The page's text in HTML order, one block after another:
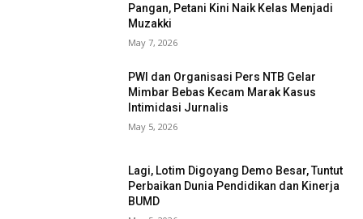
Pangan, Petani Kini Naik Kelas Menjadi
Muzakki
May 7, 2026
PWI dan Organisasi Pers NTB Gelar
Mimbar Bebas Kecam Marak Kasus
Intimidasi Jurnalis
May 5, 2026
Lagi, Lotim Digoyang Demo Besar, Tuntut
Perbaikan Dunia Pendidikan dan Kinerja
BUMD